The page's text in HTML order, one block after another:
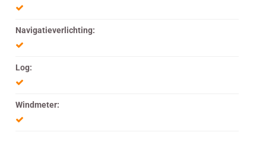
Navigatieverlichting:
Log:
Windmeter: